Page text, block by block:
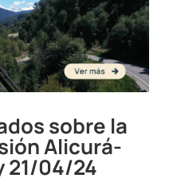
sobre la
Alicurá-
21/04/24